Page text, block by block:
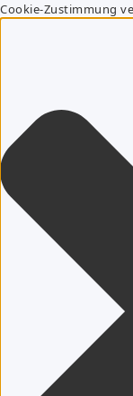
Cookie-Zustimmung